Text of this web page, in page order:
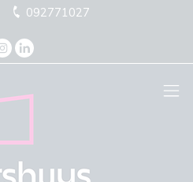
gaan
092771027